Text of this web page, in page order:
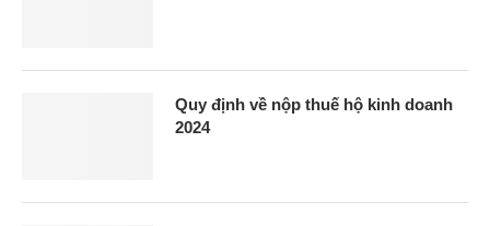
Quy định về nộp thuế hộ kinh doanh
2024